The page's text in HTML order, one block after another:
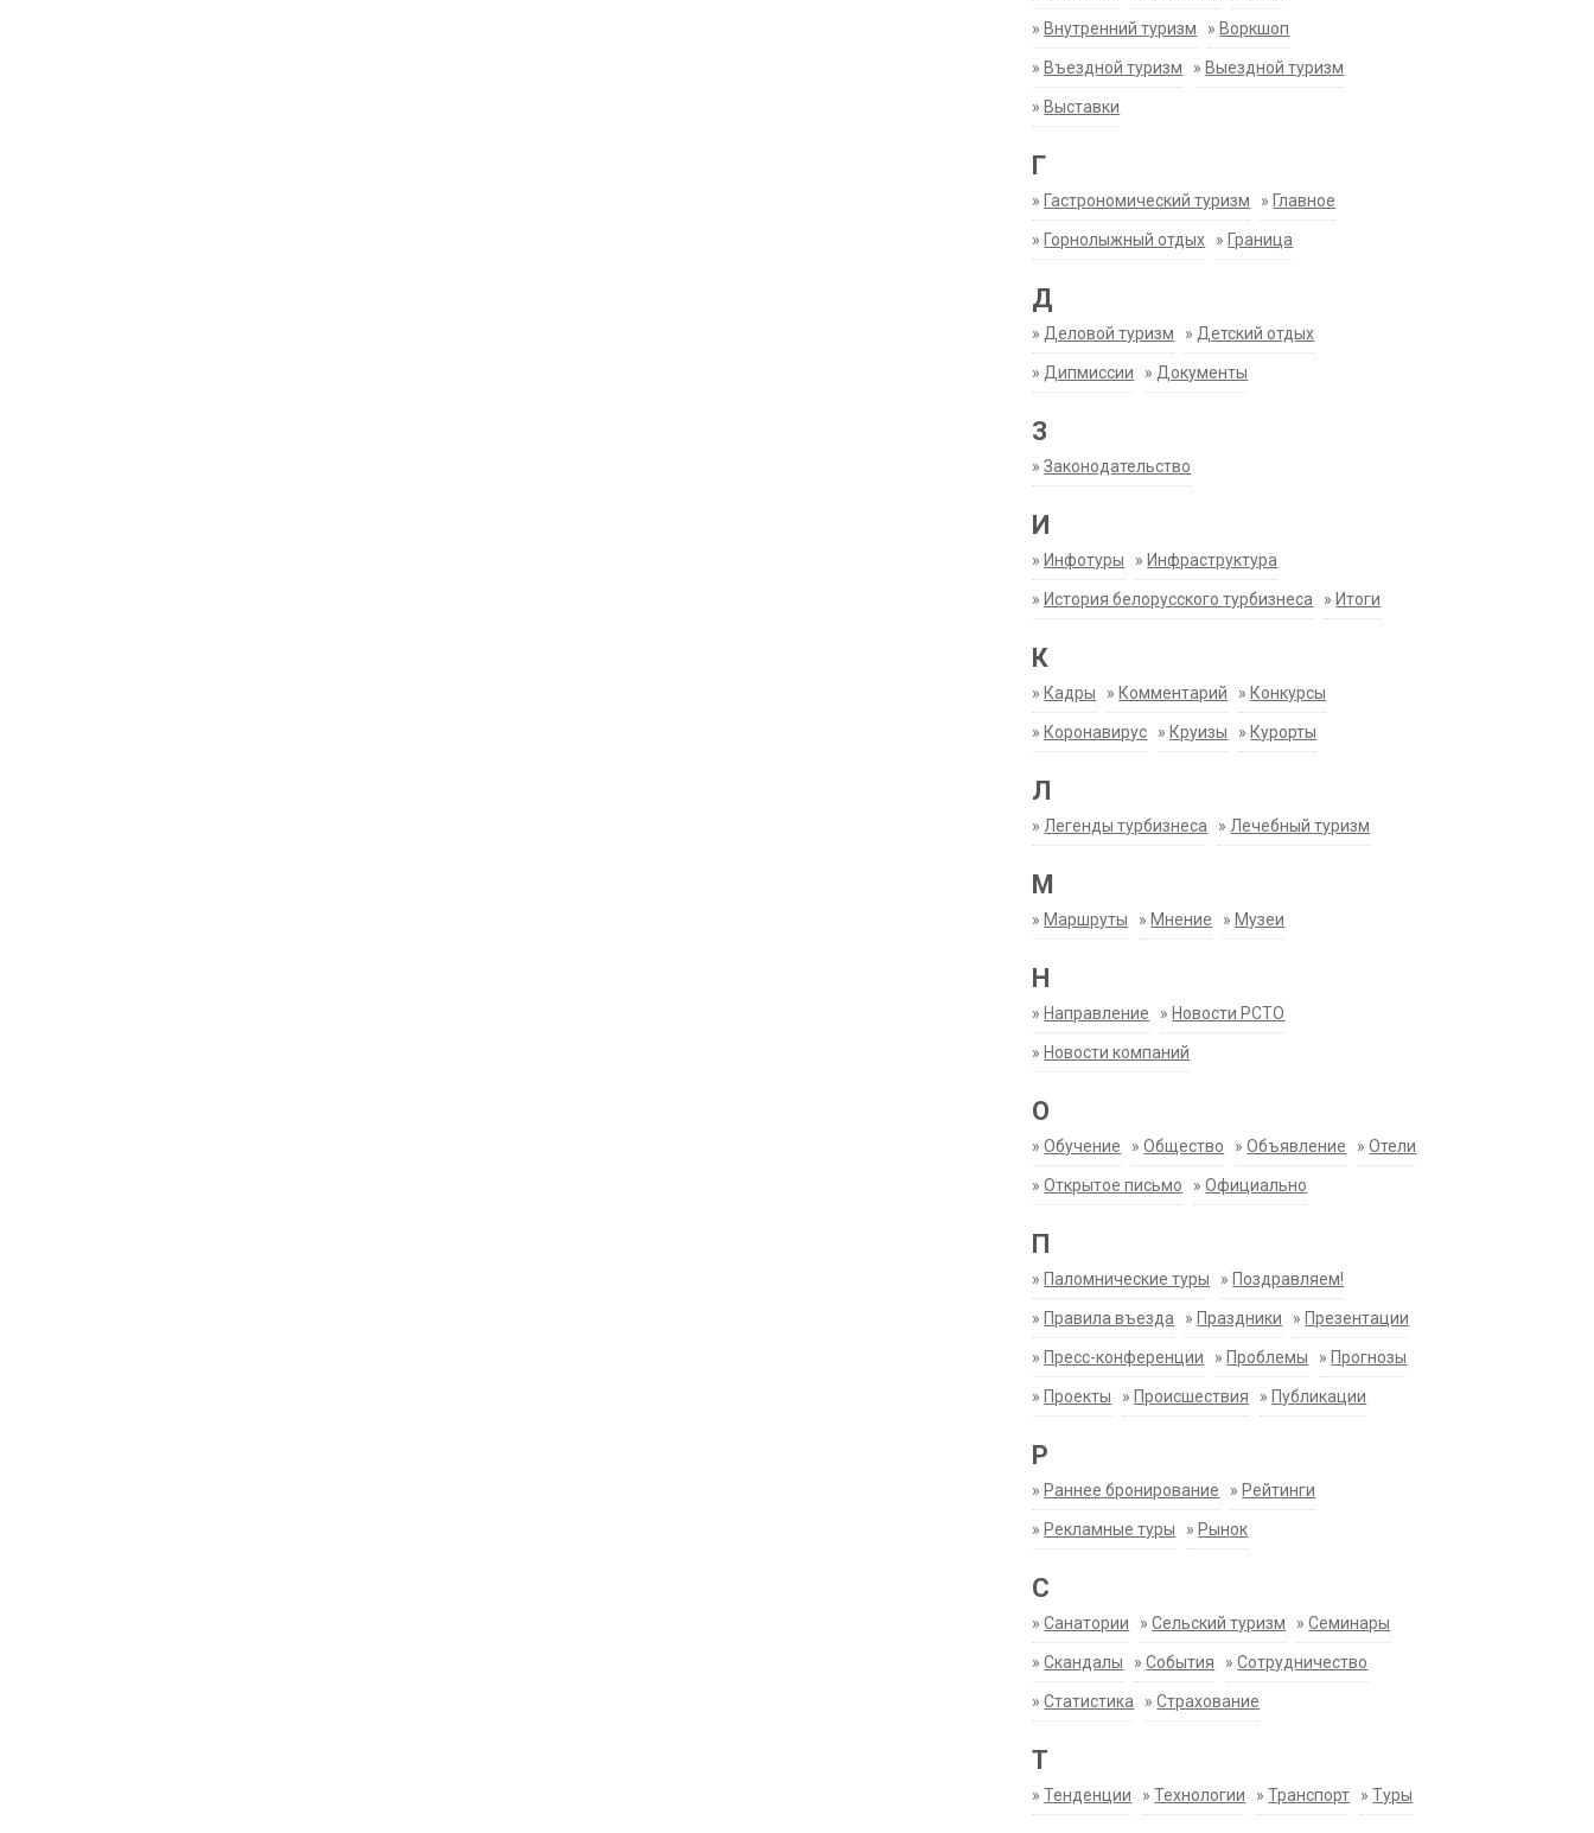
» Внутренний туризм » Воркшоп
» Въездной туризм » Выездной туризм
» Выставки
Г
» Гастрономический туризм » Главное
» Горнолыжный отдых » Граница
Д
» Деловой туризм » Детский отдых
» Дипмиссии » Документы
З
»Законодательство
И
» Инфотуры » Инфраструктура
» История белорусского турбизнеса » Итоги
К
» Кадры » Комментарий » Конкурсы
» Коронавирус » Круизы » Курорты
Л
» Легенды турбизнеса » Лечебный туризм
М
» Маршруты » Мнение » Музеи
Н
» Направление » Новости РСТО
» Новости компаний
О
»Обучение »Общество »Объявление »Отели
»Открытое письмо »Официально
П
» Паломнические туры » Поздравляем!
» Правила въезда » Праздники » Презентации
» Пресс-конференции » Проблемы » Прогнозы
» Проекты » Происшествия » Публикации
Р
» Раннее бронирование » Рейтинги
» Рекламные туры » Рынок
С
»Санатории »Сельский туризм »Семинары
»Скандалы »События »Сотрудничество
»Статистика »Страхование
Т
»Тенденции »Технологии »Транспорт »Туры